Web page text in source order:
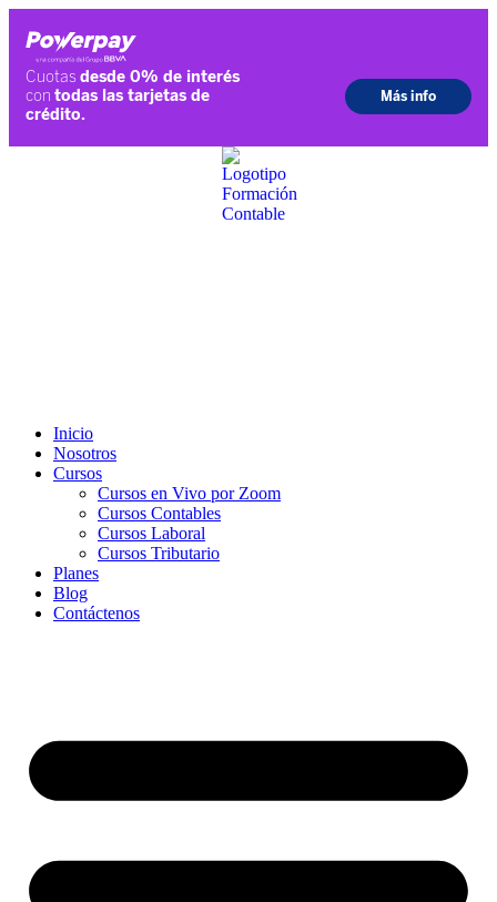
Inicio
Nosotros
Cursos
Cursos en Vivo por Zoom
Cursos Contables
Cursos Laboral
Cursos Tributario
Planes
Blog
Contáctenos